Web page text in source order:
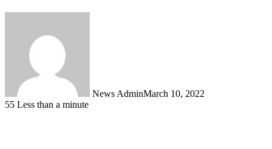
News AdminMarch 10, 2022
55 Less than a minute